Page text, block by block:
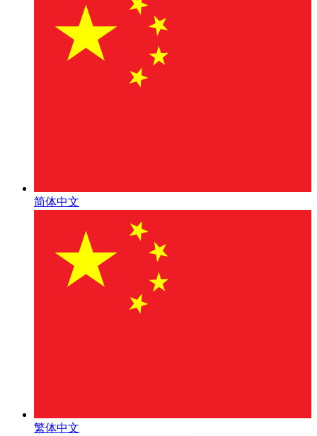
简体中文
繁体中文